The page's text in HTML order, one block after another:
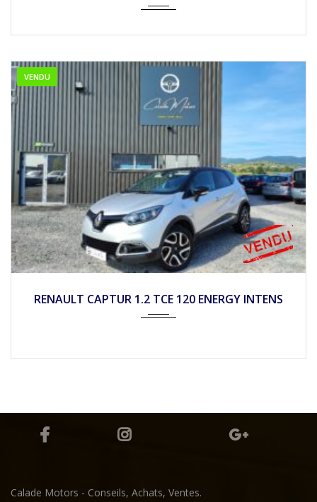
VENDU
RENAULT CAPTUR 1.2 TCE 120 ENERGY INTENS
Calade Motors - Conseils, Achats, Ventes.